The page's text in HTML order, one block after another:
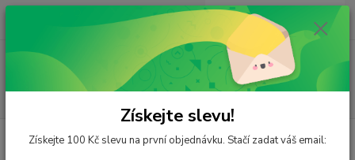
Menu
Hledat
ks
0 Kč
Úvod Minerály od A do Z Ametyst
Provázkový náramek s
ametystovým donutem, kamínky a lotosovým květem z chirurgické oceli
Získejte slevu!
Získejte 100 Kč slevu na první objednávku. Stačí zadat váš email: